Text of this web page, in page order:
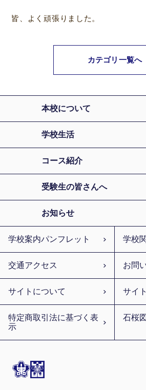
皆、よく頑張りました。
カテゴリ一覧へ
本校について
学校生活
コース紹介
受験生の皆さんへ
お知らせ
学校案内パンフレット 学校
交通アクセス お問
サイトについて サイ
特定商取引法に基づく表
示
石桜